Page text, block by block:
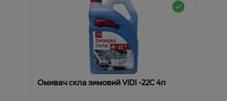
Омивач скла зимовий VIDI -22С 4л